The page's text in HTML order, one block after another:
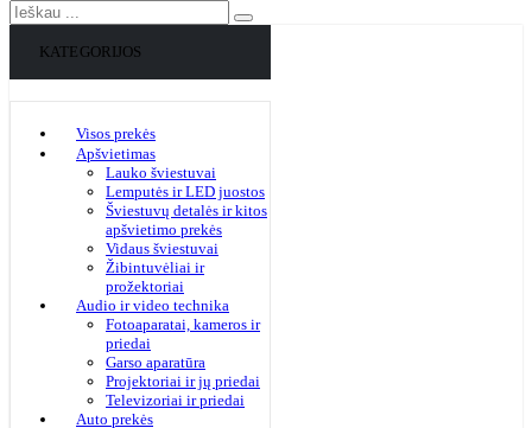
KATEGORIJOS
Visos prekės
Apšvietimas
Lauko šviestuvai
Lemputės ir LED juostos
Šviestuvų detalės ir kitos
apšvietimo prekės
Vidaus šviestuvai
Žibintuvėliai ir
prožektoriai
Audio ir video technika
Fotoaparatai, kameros ir
priedai
Garso aparatūra
Projektoriai ir jų priedai
Televizoriai ir priedai
Auto prekės